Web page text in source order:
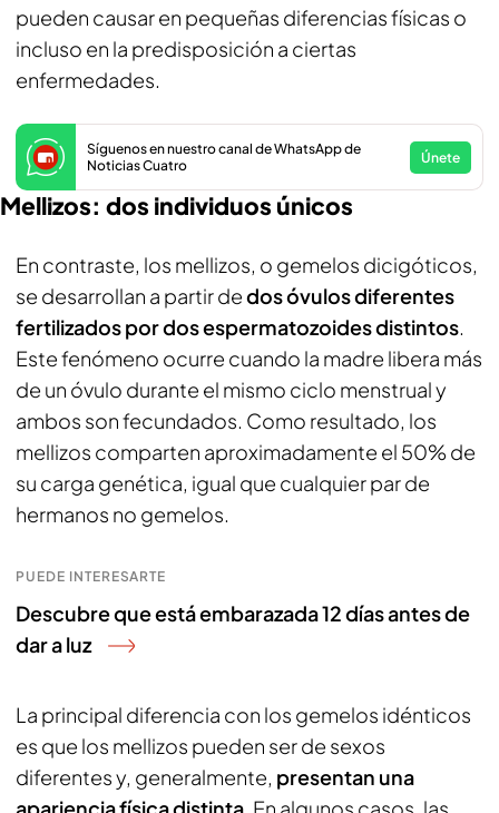
pueden causar en pequeñas diferencias físicas o
incluso en la predisposición a ciertas
enfermedades.
Síguenos en nuestro canal de WhatsApp de
Noticias Cuatro
Únete
Mellizos: dos individuos únicos
En contraste, los mellizos, o gemelos dicigóticos,
se desarrollan a partir dedos óvulos diferentes
fertilizados por dos espermatozoides distintos.
Este fenómeno ocurre cuando la madre libera más
de un óvulo durante el mismo ciclo menstrual y
ambos son fecundados. Como resultado, los
mellizos comparten aproximadamente el 50% de
su carga genética, igual que cualquier par de
hermanos no gemelos.
PUEDE INTERESARTE
Descubre que está embarazada 12 días antes de
dar a luz
La principal diferencia con los gemelos idénticos
es que los mellizos pueden ser de sexos
diferentes y, generalmente, presentan una